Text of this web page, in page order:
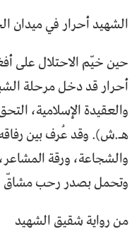
الشهيد أحرار في ميدان
حين خيّم الاحتلال على
أحرار قد دخل مرحلة
هـ.ش). وقد عُرف بين
والشجاعة، ورقة
وتحمل بصدر رحب مشاقّ
من رواية شقيق الشهيد